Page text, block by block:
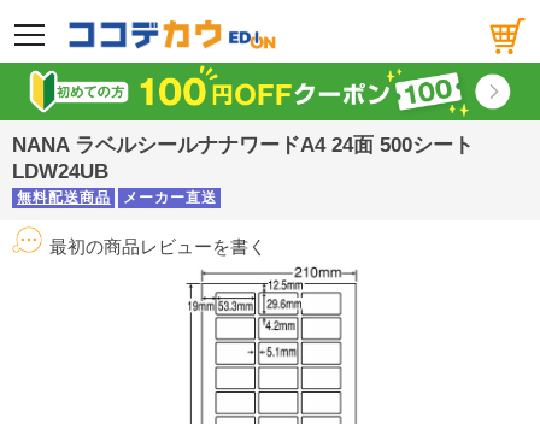
メニュー
NANA ラベルシールナナワードA4 24面 500シート
LDW24UB
無料配送商品 メーカー直送
最初の商品レビューを書く